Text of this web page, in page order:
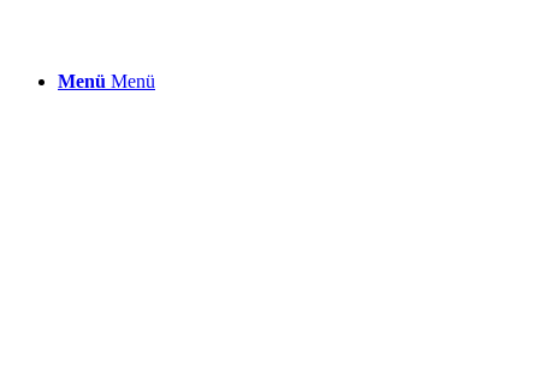
Menü Menü